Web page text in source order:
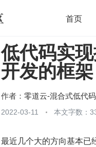
首页
开源 架构
团队管理 程序
低代码实
开发的框架
作者： 零道云-混合式低代
2022-03-11 本文字数：
最近几个大的方向基本已